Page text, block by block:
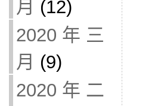
月 (12)
2020 年 三
月 (9)
2020 年 二